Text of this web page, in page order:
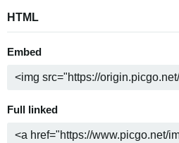
HTML
Embed
Full linked